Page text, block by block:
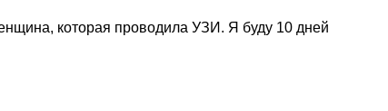
которая проводила УЗИ. Я буду 10 дней